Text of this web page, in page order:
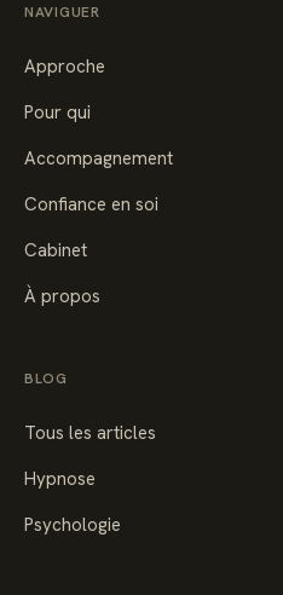
NAVIGUER
Approche
Pour qui
Accompagnement
Confiance en soi
Cabinet
À propos
BLOG
Tous les articles
Hypnose
Psychologie